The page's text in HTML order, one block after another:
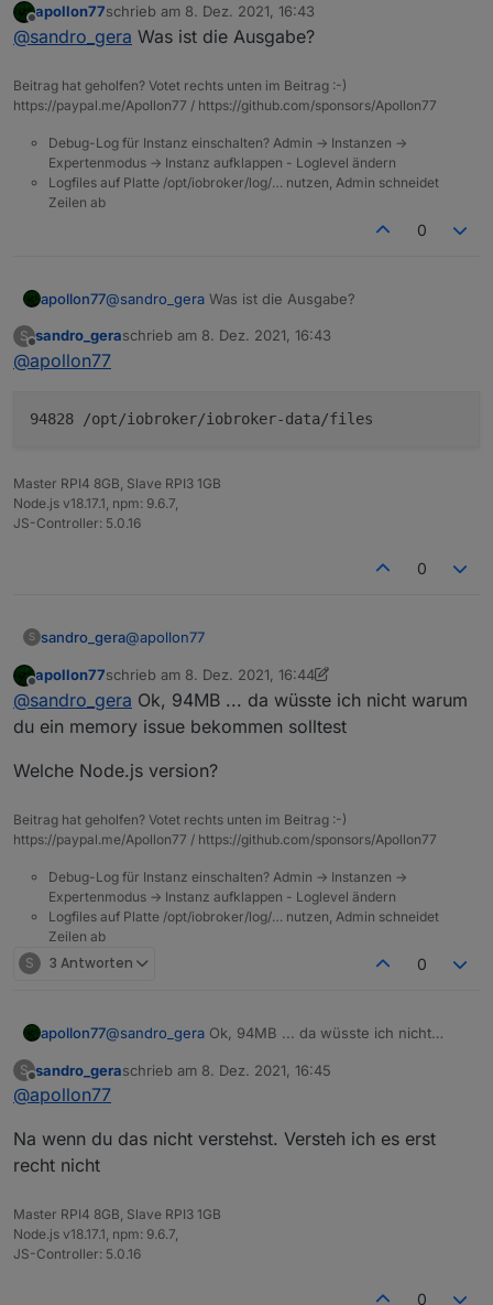
du -Hs /opt/iobroker/iobroker-data/files
Offline
apollon77schrieb am 8. Dez. 2021, 16:43
zuletzt editiert von
@sandro_gera Was ist die Ausgabe?
Beitrag hat geholfen? Votet rechts unten im Beitrag :-)
https://paypal.me/Apollon77 / https://github.com/sponsors/Apollon77
Debug-Log für Instanz einschalten? Admin -> Instanzen ->
Expertenmodus -> Instanz aufklappen - Loglevel ändern
Logfiles auf Platte /opt/iobroker/log/… nutzen, Admin schneidet
Zeilen ab
0
apollon77@sandro_gera Was ist die Ausgabe?
S
Offline
sandro_geraschrieb am 8. Dez. 2021, 16:43
zuletzt editiert von
@apollon77
94828 /opt/iobroker/iobroker-data/files
Master RPI4 8GB, Slave RPI3 1GB
Node.js v18.17.1, npm: 9.6.7,
JS-Controller: 5.0.16
0
S sandro_gera@apollon77
Offline
apollon77schrieb am 8. Dez. 2021, 16:44
zuletzt editiert von apollon7712. Aug. 2021, 17:45
@sandro_gera Ok, 94MB ... da wüsste ich nicht warum
du ein memory issue bekommen solltest
Welche Node.js version?
Beitrag hat geholfen? Votet rechts unten im Beitrag :-)
https://paypal.me/Apollon77 / https://github.com/sponsors/Apollon77
Debug-Log für Instanz einschalten? Admin -> Instanzen ->
Expertenmodus -> Instanz aufklappen - Loglevel ändern
Logfiles auf Platte /opt/iobroker/log/… nutzen, Admin schneidet
Zeilen ab
S 3 Antworten 0
apollon77@sandro_gera Ok, 94MB ... da wüsste ich nicht
Welche Node.js version?
S
Offline
sandro_geraschrieb am 8. Dez. 2021, 16:45
zuletzt editiert von
@apollon77
Na wenn du das nicht verstehst. Versteh ich es erst
recht nicht
Master RPI4 8GB, Slave RPI3 1GB
Node.js v18.17.1, npm: 9.6.7,
JS-Controller: 5.0.16
0